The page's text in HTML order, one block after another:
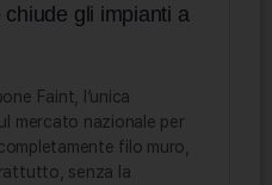
gli impianti a
Faint, l’unica
mercato nazionale per
filo muro,
senza la